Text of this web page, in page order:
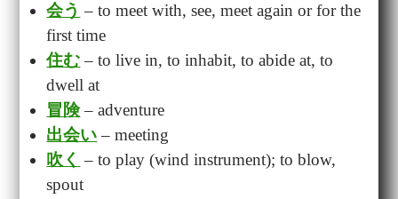
会う – to meet with, see, meet again or for the
first time
住む– to live in, to inhabit, to abide at, to
dwell at
冒険– adventure
出会い– meeting
吹く – to play (wind instrument); to blow,
spout